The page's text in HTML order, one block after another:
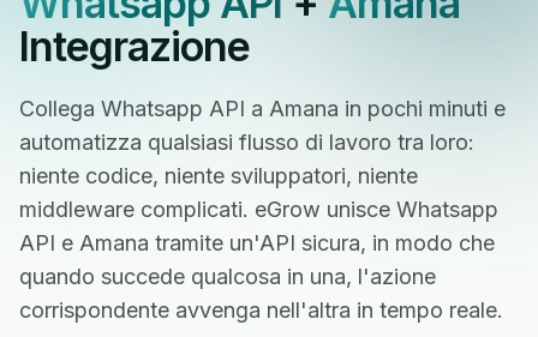
Integrazione
Collega Whatsapp API a Amana in pochi minuti e
automatizza qualsiasi flusso di lavoro tra loro:
niente codice, niente sviluppatori, niente
middleware complicati. eGrow unisce Whatsapp
API e Amana tramite un'API sicura, in modo che
quando succede qualcosa in una, l'azione
corrispondente avvenga nell'altra in tempo reale.